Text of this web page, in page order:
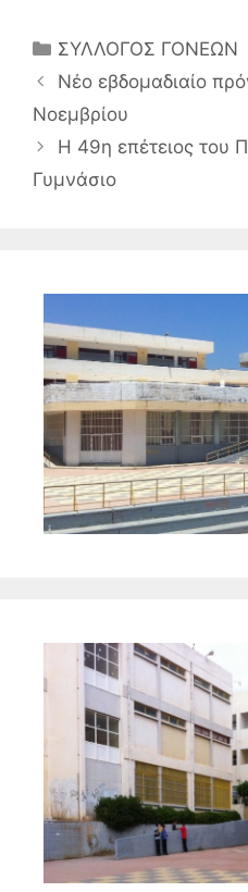
Κατηγορίες
ΣΥΛΛΟΓΟΣ ΓΟΝΕΩΝ
Νέο εβδομαδιαίο
Νοεμβρίου
Η 49η επέτειος του
Γυμνάσιο